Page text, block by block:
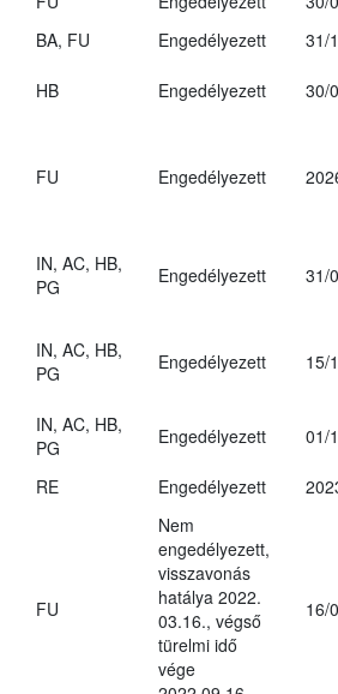
BA, FU Engedélyezett
31/
HB Engedélyezett
30/
FU Engedélyezett
IN, AC, HB,
PG
Engedélyezett 31/
IN, AC, HB,
PG
Engedélyezett 15/
IN, AC, HB,
PG
Engedélyezett
01/
RE Engedélyezett
FU
Nem
engedélyezett,
visszavonás
hatálya 2022.
03.16., végső
türelmi idő
vége
16/